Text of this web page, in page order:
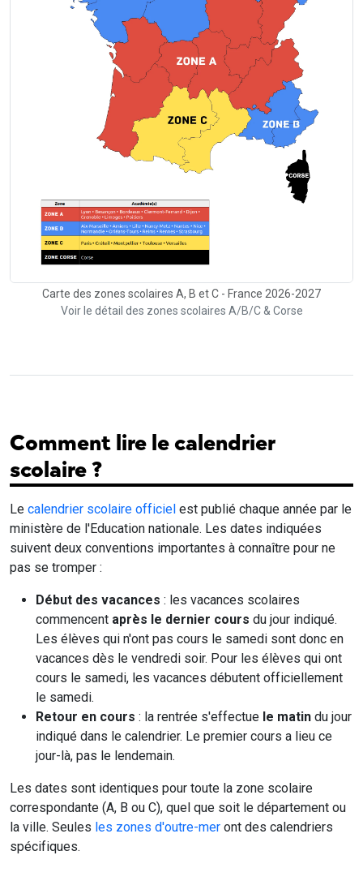
Carte des zones scolaires A, B et C - France 2026-2027
Voir le détail des zones scolaires A/B/C & Corse
Comment lire le calendrier
scolaire ?
Le calendrier scolaire officiel est publié chaque année par le
ministère de l'Education nationale. Les dates indiquées
suivent deux conventions importantes à connaître pour ne
pas se tromper :
Début des vacances : les vacances scolaires
commencent après le dernier cours du jour indiqué.
Les élèves qui n'ont pas cours le samedi sont donc en
vacances dès le vendredi soir. Pour les élèves qui ont
cours le samedi, les vacances débutent officiellement
le samedi.
Retour en cours : la rentrée s'effectue le matin du jour
indiqué dans le calendrier. Le premier cours a lieu ce
jour-là, pas le lendemain.
Les dates sont identiques pour toute la zone scolaire
correspondante (A, B ou C), quel que soit le département ou
la ville. Seules les zones d'outre-mer ont des calendriers
spécifiques.